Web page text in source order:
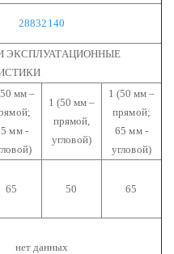
28832140
ЭКСПЛУАТАЦИОННЫЕ
мм –
мм -
1 (50 мм –
прямой,
угловой)
1 (50 мм –
прямой;
65 мм -
угловой)
65 50 65
нет данных